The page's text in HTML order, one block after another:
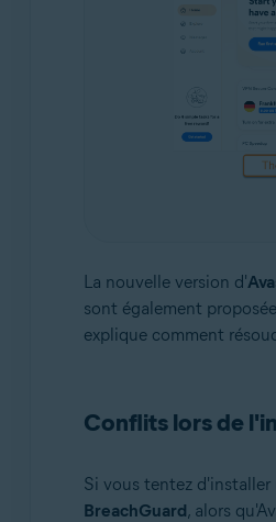
La nouvelle version d'
sont également
explique comment
Conflits lors de
Si vous tentez
BreachGuard, alors